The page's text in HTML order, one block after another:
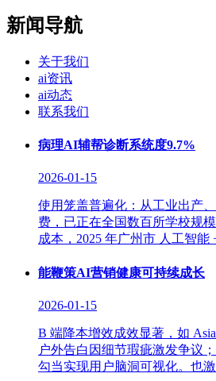
新闻导航
关于我们
ai资讯
ai动态
联系我们
病理AI辅帮诊断系统度9.7%
2026-01-15
使用笼盖普遍化：从工业出产
费，已正在全国数百所学校规
成本，2025 年广州市 人工智能
能鞭策AI营销健康可持续成长
2026-01-15
B 端降本增效成效显著，如
户外告白因细节瑕疵激发争议
勾当实现用户脑洞可视化。也